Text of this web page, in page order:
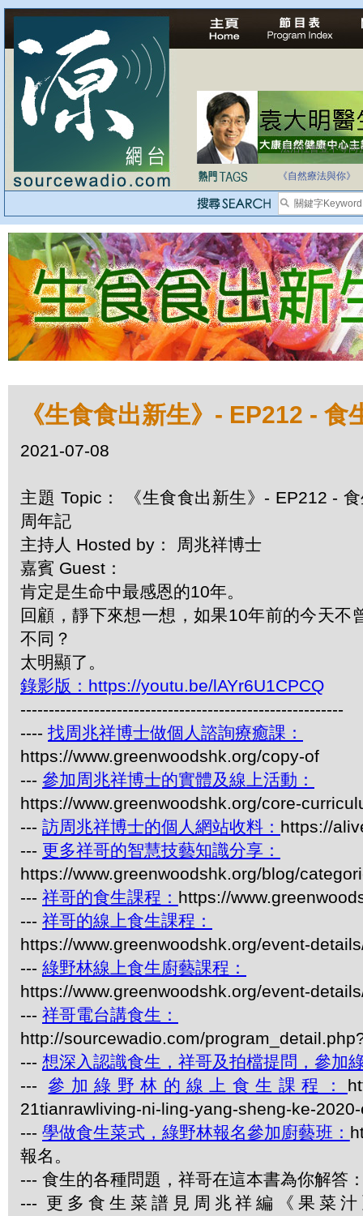
法治社會並不等同
自家教育合法化-
《自然療法與你》
《生食食出新生》- EP212 -
2021-07-08
主題 Topic： 《生食食出新生》- EP212 -
周年記
主持人 Hosted by： 周兆祥博士
嘉賓 Guest：
肯定是生命中最感恩的10年。
回顧，靜下來想一想，如果10年前的今天
不同？
太明顯了。
錄影版：https://youtu.be/lAYr6U1CPCQ
---------------------------------------------------------
---- 找周兆祥博士做個人諮詢療癒課：
https://www.greenwoodshk.org/copy-of
--- 參加周兆祥博士的實體及線上活動：
https://www.greenwoodshk.org/core-
--- 訪周兆祥博士的個人網站收料： https://
--- 更多祥哥的智慧技藝知識分享：
https://www.greenwoodshk.org/blog/
--- 祥哥的食生課程： https://
--- 祥哥的線上食生課程：
https://www.greenwoodshk.org/event-
--- 綠野林線上食生廚藝課程：
https://www.greenwoodshk.org/event-
--- 祥哥電台講食生：
http://sourcewadio.com/
--- 想深入認識食生，祥哥及拍檔提問，參加
---參加綠野林的線上食生課程：
21tianrawliving-ni-ling-yang-sheng-ke-
---學做食生菜式，綠野林報名參加廚藝班：
報名。
--- 食生的各種問題，祥哥在這本書為你解答
--- 更多食生菜譜見周兆祥編《果菜